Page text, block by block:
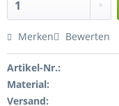
Merken Bewerten
Artikel-Nr.:
Material:
Versand: